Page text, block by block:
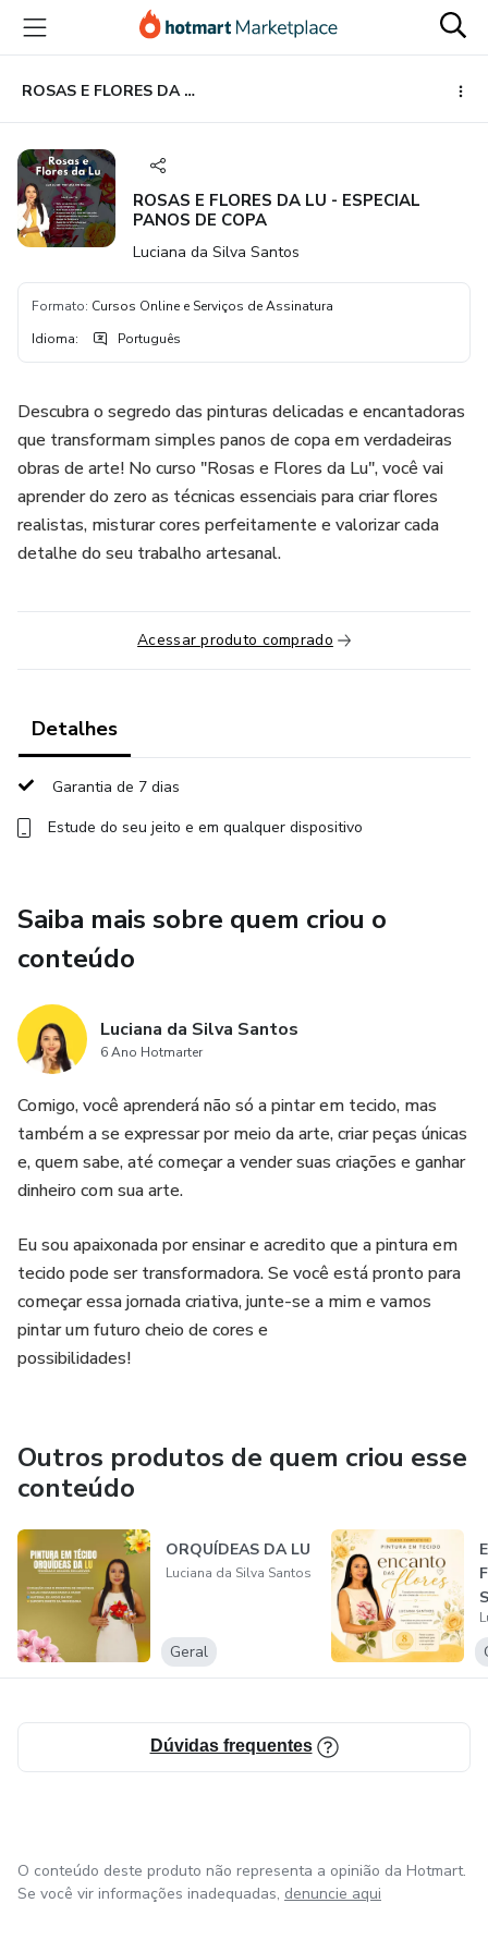
para
conteúdo
principal
para
pagamento
para
rodapé
ROSAS E FLORES DA LU - ESPECIAL PANOS DE COPA
ROSAS E FLORES DA LU - ESPECIAL
PANOS DE COPA
Luciana da Silva Santos
Formato: Cursos Online e Serviços de Assinatura
Idioma: Português
Descubra o segredo das pinturas delicadas e encantadoras
que transformam simples panos de copa em verdadeiras
obras de arte! No curso "Rosas e Flores da Lu", você vai
aprender do zero as técnicas essenciais para criar flores
realistas, misturar cores perfeitamente e valorizar cada
detalhe do seu trabalho artesanal.
Acessar produto comprado
Detalhes
Garantia de 7 dias
Estude do seu jeito e em qualquer dispositivo
Saiba mais sobre quem criou o
conteúdo
Luciana da Silva Santos
6 Ano Hotmarter
Comigo, você aprenderá não só a pintar em tecido, mas
também a se expressar por meio da arte, criar peças únicas
e, quem sabe, até começar a vender suas criações e ganhar
dinheiro com sua arte.
Eu sou apaixonada por ensinar e acredito que a pintura em
tecido pode ser transformadora. Se você está pronto para
começar essa jornada criativa, junte-se a mim e vamos
pintar um futuro cheio de cores e
Outros produtos de quem criou esse
conteúdo
ORQUÍDEAS DA LU
Luciana da Silva Santos
Geral
Dúvidas frequentes
O conteúdo deste produto não representa a opinião da Hotmart.
Se você vir informações inadequadas, denuncie aqui